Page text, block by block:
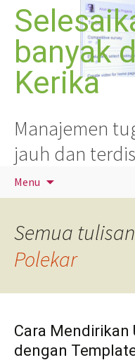
Langsung
banyak
Kerika
Manajemen
jauh dan
Menu
Semua
Polekar
Cara Mendirikan
dengan